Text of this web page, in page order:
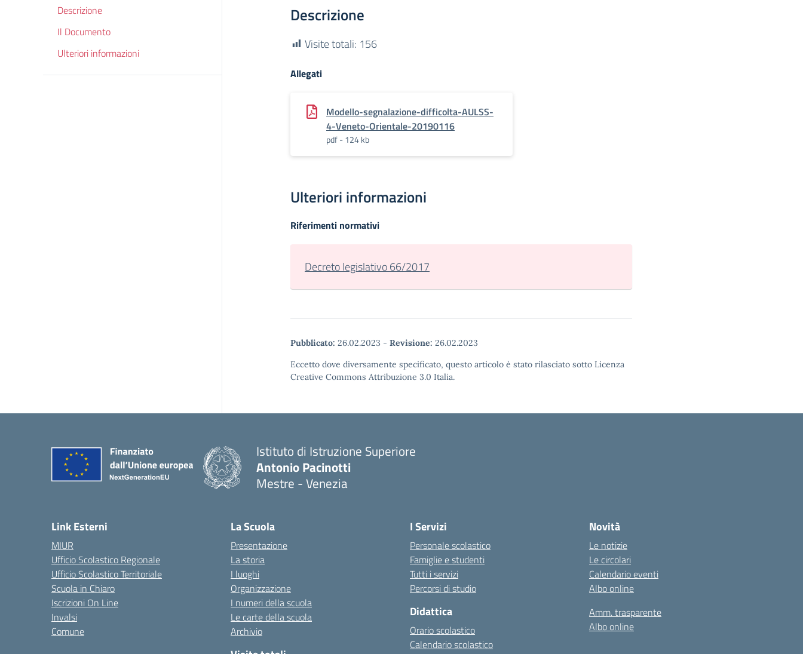
Descrizione
Il Documento
Ulteriori informazioni
Descrizione
Visite totali: 156
Allegati
Modello-segnalazione-difficolta-AULSS-
4-Veneto-Orientale-20190116
pdf - 124 kb
Ulteriori informazioni
Riferimenti normativi
Decreto legislativo 66/2017
Pubblicato: 26.02.2023 - Revisione: 26.02.2023
Eccetto dove diversamente specificato, questo articolo è stato rilasciato sotto Licenza
Creative Commons Attribuzione 3.0 Italia.
Istituto di Istruzione Superiore
Antonio Pacinotti
Mestre - Venezia
Link Esterni
MIUR
Ufficio Scolastico Regionale
Ufficio Scolastico Territoriale
Scuola in Chiaro
Iscrizioni On Line
Invalsi
Comune
La Scuola
Presentazione
La storia
I luoghi
Organizzazione
I numeri della scuola
Le carte della scuola
Archivio
I Servizi
Personale scolastico
Famiglie e studenti
Tutti i servizi
Percorsi di studio
Didattica
Orario scolastico
Calendario scolastico
Novità
Le notizie
Le circolari
Calendario eventi
Albo online
Amm. trasparente
Albo online